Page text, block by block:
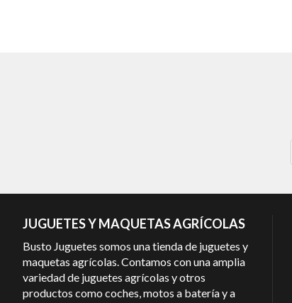
JUGUETES Y MAQUETAS AGRÍCOLAS
Busto Juguetes somos una tienda de juguetes y
maquetas agrícolas. Contamos con una amplia
variedad de juguetes agrícolas y otros
productos como coches, motos a batería y a